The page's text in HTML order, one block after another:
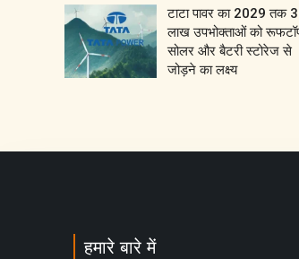
टाटा पावर का 2029 तक
लाख उपभोक्ताओं को
सोलर और बैटरी स्टोरेज से
जोड़ने का लक्ष्य
हमारे बारे में